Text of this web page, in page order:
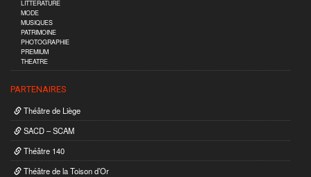
LITTERATURE
MODE
MUSIQUES
PATRIMOINE
PHOTOGRAPHIE
PREMIUM
THEATRE
PARTENAIRES
Théâtre de Liège
SACD – SCAM
Théâtre 140
Théâtre de la Toison d’Or